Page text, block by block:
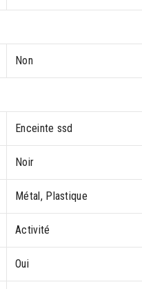
Non
Enceinte ssd
Noir
Métal, Plastique
Activité
Oui